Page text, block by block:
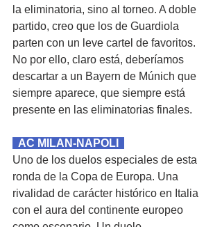
la eliminatoria, sino al torneo. A doble
partido, creo que los de Guardiola
parten con un leve cartel de favoritos.
No por ello, claro está, deberíamos
descartar a un Bayern de Múnich que
siempre aparece, que siempre está
presente en las eliminatorias finales.
  AC MILAN-NAPOLI
Uno de los duelos especiales de esta
ronda de la Copa de Europa. Una
rivalidad de carácter histórico en Italia
con el aura del continente europeo